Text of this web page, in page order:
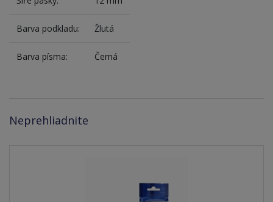
Barva podkladu: Žlutá
Barva písma: Černá
Neprehliadnite